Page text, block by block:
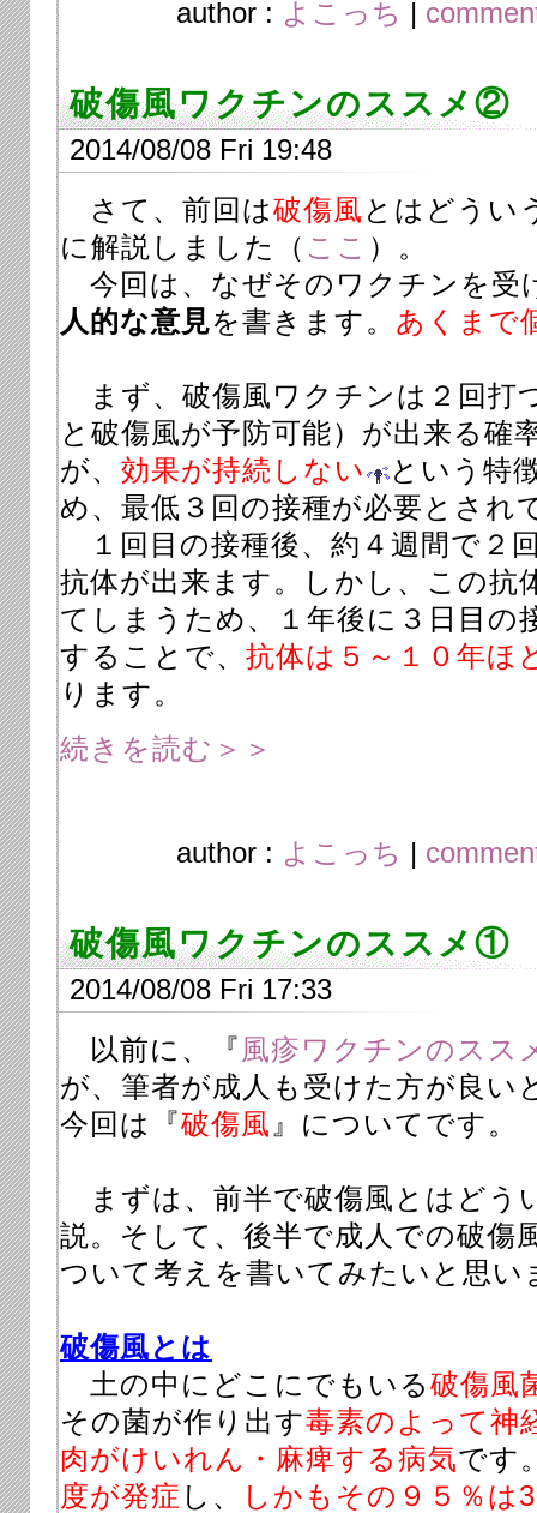
author : よこっち |
破傷風ワクチンのススメ②
2014/08/08 Fri 19:48
さて、前回は破傷風 とはどうい
に解説しました（ ここ ）。
今回は、なぜそのワクチンを受
人的な意見を書きます。 あくまで
まず、破傷風ワクチンは２回打
と破傷風が予防可能）が出来る確
が、 効果が持続しない
という特
め、最低３回の接種が必要とされ
１回目の接種後、約４週間で２
抗体が出来ます。しかし、この抗
てしまうため、１年後に３日目の
することで、 抗体は５～１０年ほ
ります。
続きを読む＞＞
author : よこっち |
破傷風ワクチンのススメ①
2014/08/08 Fri 17:33
以前に、『 風疹ワクチンのスス
が、筆者が成人も受けた方が良い
今回は『破傷風 』についてです。
まずは、前半で破傷風とはどう
説。そして、後半で成人での破傷
ついて考えを書いてみたいと思い
破傷風とは
土の中にどこにでもいる破傷風
その菌が作り出す毒素のよって神
肉がけいれん・麻痺する病気です
度が発症 し、
しかもその９５％は